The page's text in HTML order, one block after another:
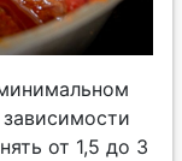
от 1,5 до 3